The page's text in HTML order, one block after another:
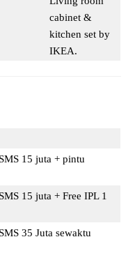
cabinet &
kitchen set by
IKEA.
15 juta + pintu
15 juta + Free IPL 1
35 Juta sewaktu